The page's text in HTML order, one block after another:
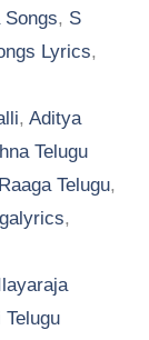
Songs, S
Lyrics,
,Aditya
Telugu
Telugu,
,